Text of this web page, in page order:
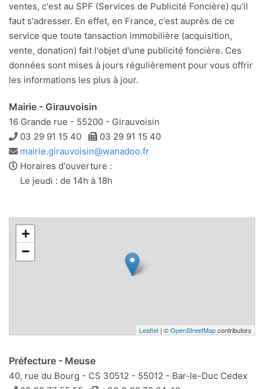
ventes, c'est au SPF (Services de Publicité Foncière) qu'il
faut s'adresser. En effet, en France, c'est auprès de ce
service que toute tansaction immobilière (acquisition,
vente, donation) fait l'objet d'une publicité foncière. Ces
données sont mises à jours régulièrement pour vous offrir
les informations les plus à jour.
Mairie - Girauvoisin
16 Grande rue - 55200 - Girauvoisin
Téléphone
03 29 91 15 40 Télécopie
03 29 91 15 40
Adresse
e-
mail
mairie.girauvoisin@wanadoo.fr
Horaires d'ouverture :
Le jeudi : de 14h à 18h
+
−
Leaflet | ©OpenStreetMapcontributors
Préfecture - Meuse
40, rue du Bourg - CS 30512 - 55012 - Bar-le-Duc Cedex